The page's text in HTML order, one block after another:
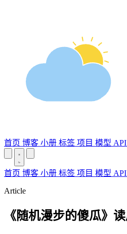
首页 博客 小册 标签 项目 模型 API
首页 博客 小册 标签 项目 模型 API
Article
《随机漫步的傻瓜》